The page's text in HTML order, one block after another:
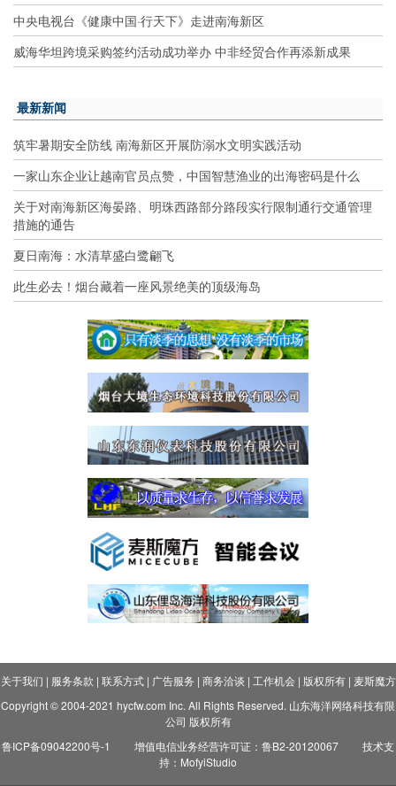
中央电视台《健康中国·行天下》走进南海新区
威海华坦跨境采购签约活动成功举办 中非经贸合作再添新成果
最新新闻
筑牢暑期安全防线 南海新区开展防溺水文明实践活动
一家山东企业让越南官员点赞，中国智慧渔业的出海密码是什么
关于对南海新区海晏路、明珠西路部分路段实行限制通行交通管理
措施的通告
夏日南海：水清草盛白鹭翩飞
此生必去！烟台藏着一座风景绝美的顶级海岛
关于我们 | 服务条款 | 联系方式| 广告服务 | 商务洽谈 | 工作机会| 版权所有| 麦斯魔方
Copyright © 2004-2021 hycfw.com Inc. All Rights Reserved. 山东海洋网络科技有限
公司 版权所有
鲁ICP备09042200号-1
增值电信业务经营许可证：鲁B2-20120067
技术支
持：MofyiStudio